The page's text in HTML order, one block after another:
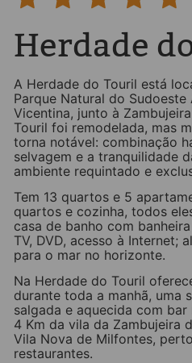
Herdade
A Herdade do Touril está
Parque Natural do
Vicentina, junto à
Touril foi remodelada, mas
torna notável: combinação
selvagem e a tranquilidade
ambiente requintado e
Tem 13 quartos e 5
quartos e cozinha, todos
casa de banho com
TV, DVD, acesso à Internet;
para o mar no horizonte.
Na Herdade do Touril
durante toda a manhã, uma
salgada e aquecida com
4 Km da vila da Zambujeira
Vila Nova de Milfontes,
restaurantes.